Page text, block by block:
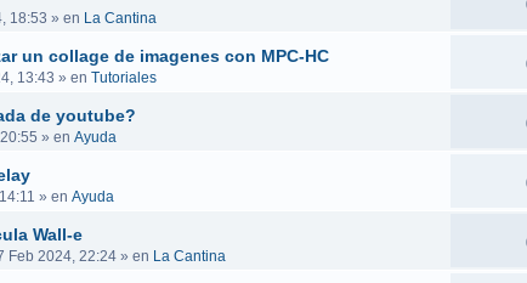
18:53 » en La Cantina
un collage de imagenes con MPC-HC
13:43 » en Tutoriales
de youtube?
» en Ayuda
» en Ayuda
Wall-e
Feb 2024, 22:24» en La Cantina